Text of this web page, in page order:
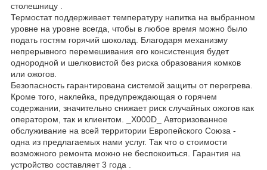
столешницу .
Термостат поддерживает температуру напитка на выбранном
уровне на уровне всегда, чтобы в любое время можно было
подать гостям горячий шоколад. Благодаря механизму
непрерывного перемешивания его консистенция будет
однородной и шелковистой без риска образования комков
или ожогов.
Безопасность гарантирована системой защиты от перегрева.
Кроме того, наклейка, предупреждающая о горячем
содержании, значительно снижает риск случайных ожогов как
оператором, так и клиентом. _X000D_ Авторизованное
обслуживание на всей территории Европейского Союза -
одна из предлагаемых нами услуг. Так что о стоимости
возможного ремонта можно не беспокоиться. Гарантия на
устройство составляет 3 года .